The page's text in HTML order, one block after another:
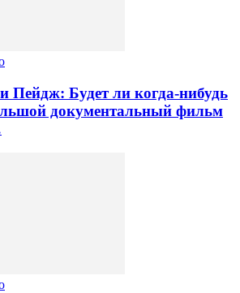
Пейдж: Будет ли когда-нибудь
документальный фильм